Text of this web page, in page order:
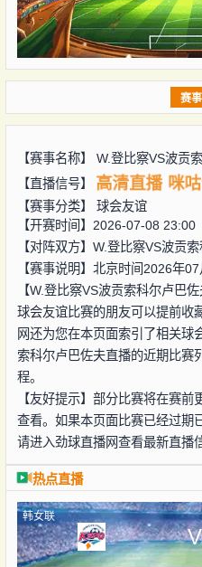
赛
【赛事名称】 W.登比察VS波贡
【直播信号】
高清直播 咪
【赛事分类】 球会友谊
【开赛时间】2026-07-08 23:00
【对阵双方】 W.登比察VS波贡
【赛事说明】北京时间2026年
【W.登比察VS波贡索科尔卢巴
球会友谊比赛的朋友可以提前收
网还为您在本页面索引了相关球
索科尔卢巴佐夫直播的近期比赛
程。
【友好提示】部分比赛将在赛
查看。如果本页面比赛已经过期
请进入劲球直播网查看最新直播
热点直播
韩女联